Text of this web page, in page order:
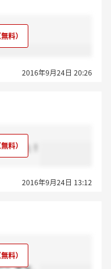
2016年9月24日 20:26
した！
2016年9月24日 13:12